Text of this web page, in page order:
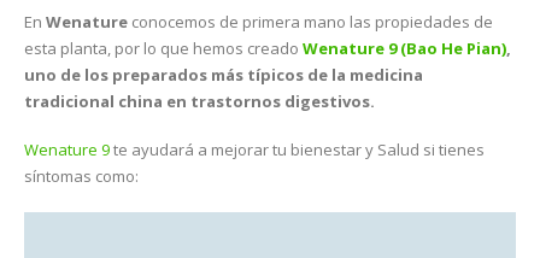
En Wenature conocemos de primera mano las propiedades de
esta planta, por lo que hemos creado Wenature 9 (Bao He Pian),
uno de los preparados más típicos de la medicina
tradicional china en trastornos digestivos.
Wenature 9te ayudará a mejorar tu bienestar y Salud si tienes
síntomas como: